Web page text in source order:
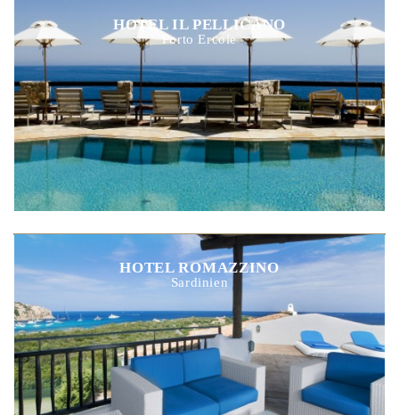
HOTEL IL PELLICANO
Porto Ercole
HOTEL ROMAZZINO
Sardinien